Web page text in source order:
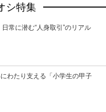
シ特集
常に潜む“人身取引”のリアル
わたり支える「小学生の甲子